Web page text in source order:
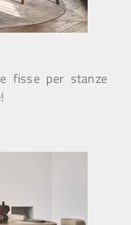
fisse per stanze